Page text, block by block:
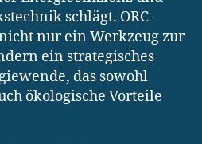
schlägt. ORC-
nur ein Werkzeug zur
ein strategisches
das sowohl
ökologische Vorteile